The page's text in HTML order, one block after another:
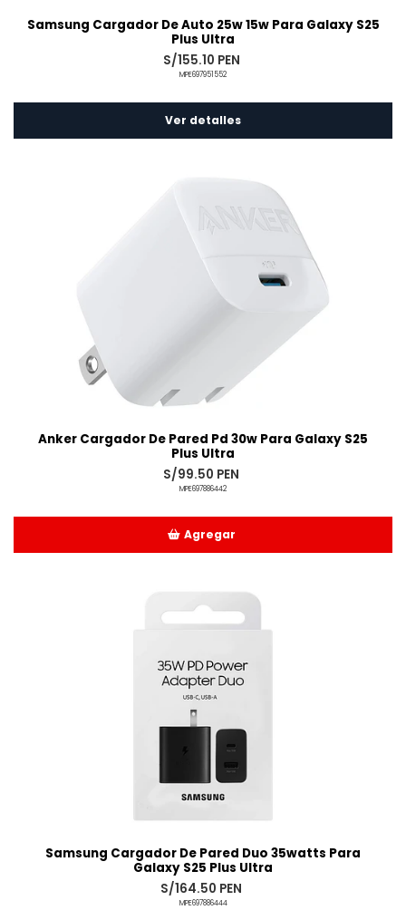
Samsung Cargador De Auto 25w 15w Para Galaxy S25
Plus Ultra
S/155.10 PEN
MPE697951552
Ver detalles
Anker Cargador De Pared Pd 30w Para Galaxy S25
Plus Ultra
S/99.50 PEN
MPE697886442
Agregar
Samsung Cargador De Pared Duo 35watts Para
Galaxy S25 Plus Ultra
S/164.50 PEN
MPE697886444